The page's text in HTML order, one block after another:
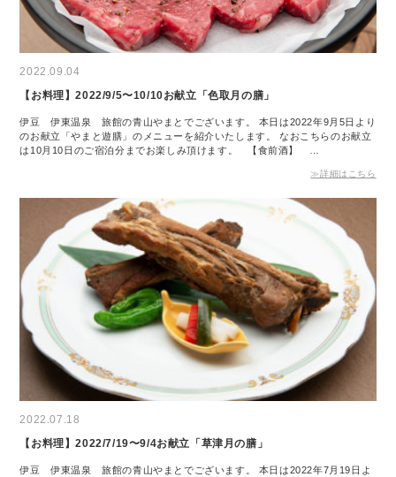
2022.09.04
【お料理】2022/9/5〜10/10お献立「色取月の膳」
伊豆 伊東温泉 旅館の青山やまとでございます。 本日は2022年9月5日より
のお献立「やまと遊膳」のメニューを紹介いたします。 なおこちらのお献立
は10月10日のご宿泊分までお楽しみ頂けます。 【食前酒】 …
≫詳細はこちら
2022.07.18
【お料理】2022/7/19〜9/4お献立「草津月の膳」
伊豆 伊東温泉 旅館の青山やまとでございます。 本日は2022年7月19日よ